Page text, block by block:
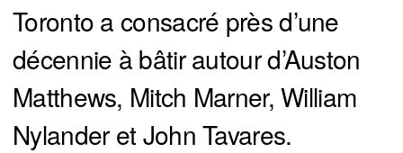
Toronto a consacré près d’une
décennie à bâtir autour d’Auston
Matthews, Mitch Marner, William
Nylander et John Tavares.